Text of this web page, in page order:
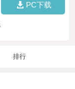
PC下载
排行